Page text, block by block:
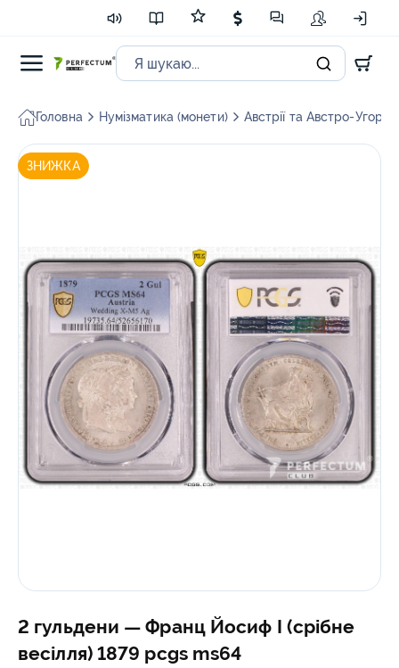
Головна Нумізматика (монети) Австрії та Австро-
ЗНИЖКА
2 гульдени — Франц Йосиф I (срібне
весілля) 1879 pcgs ms64